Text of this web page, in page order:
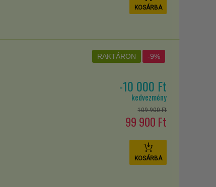
KOSÁRBA
-10 000 Ft
kedvezmény
109 900 Ft
99 900 Ft
KOSÁRBA
-9%
RAKTÁRON